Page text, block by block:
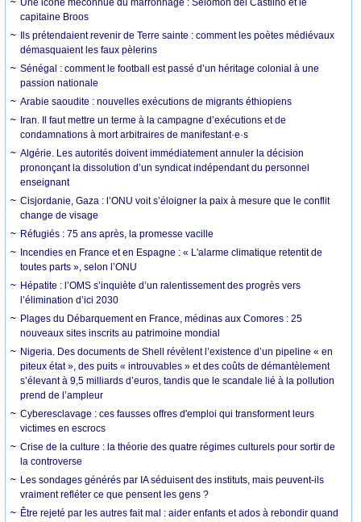
Une icône méconnue du marronnage : Selomoh del Castilho et le
capitaine Broos
Ils prétendaient revenir de Terre sainte : comment les poètes médiévaux
démasquaient les faux pèlerins
Sénégal : comment le football est passé d’un héritage colonial à une
passion nationale
Arabie saoudite : nouvelles exécutions de migrants éthiopiens
Iran. Il faut mettre un terme à la campagne d’exécutions et de
condamnations à mort arbitraires de manifestant·e·s
Algérie. Les autorités doivent immédiatement annuler la décision
prononçant la dissolution d’un syndicat indépendant du personnel
enseignant
Cisjordanie, Gaza : l’ONU voit s’éloigner la paix à mesure que le conflit
change de visage
Réfugiés : 75 ans après, la promesse vacille
Incendies en France et en Espagne : « L'alarme climatique retentit de
toutes parts », selon l’ONU
Hépatite : l’OMS s’inquiète d’un ralentissement des progrès vers
l’élimination d’ici 2030
Plages du Débarquement en France, médinas aux Comores : 25
nouveaux sites inscrits au patrimoine mondial
Nigeria. Des documents de Shell révèlent l’existence d’un pipeline « en
piteux état », des puits « introuvables » et des coûts de démantèlement
s’élevant à 9,5 milliards d’euros, tandis que le scandale lié à la pollution
prend de l’ampleur
Cyberesclavage : ces fausses offres d'emploi qui transforment leurs
victimes en escrocs
Crise de la culture : la théorie des quatre régimes culturels pour sortir de
la controverse
Les sondages générés par IA séduisent des instituts, mais peuvent-ils
vraiment refléter ce que pensent les gens ?
Être rejeté par les autres fait mal : aider enfants et ados à rebondir quand